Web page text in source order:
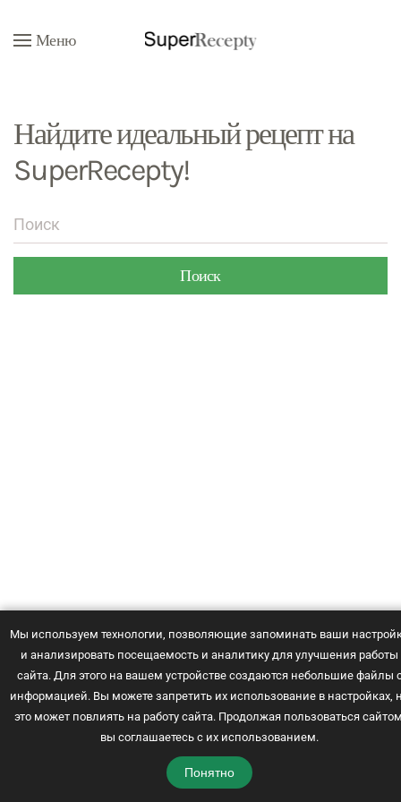
Перейти к содержимому
Меню
Найдите идеальный рецепт на
SuperRecepty!
Поиск
© 2021 -2026Рецепты с фото
Карта сайта
Политика конфиденциальности
Мы используем технологии, позволяющие запоминать ваши
и анализировать посещаемость и аналитику для улучшения работы
сайта. Для этого на вашем устройстве создаются небольшие файлы
информацией. Вы можете запретить их использование в настройках,
это может повлиять на работу сайта. Продолжая пользоваться
вы соглашаетесь с их использованием.
Понятно